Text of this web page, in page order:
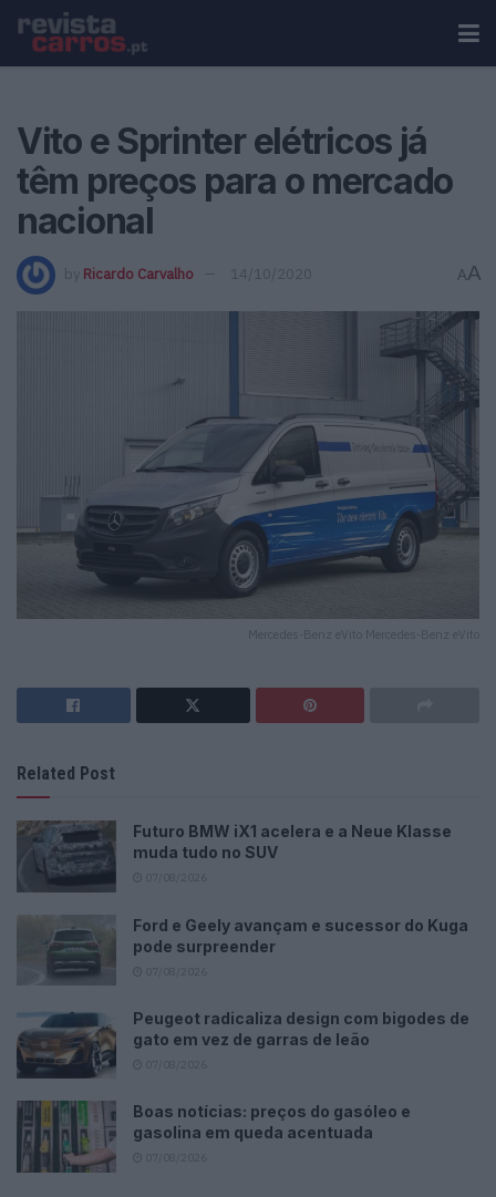
Vito e Sprinter elétricos já
têm preços para o mercado
nacional
by Ricardo Carvalho 14/10/2020 AA
Mercedes-Benz eVito Mercedes-Benz eVito
Related Post
Futuro BMW iX1 acelera e a Neue Klasse
muda tudo no SUV
Ford e Geely avançam e sucessor do Kuga
pode surpreender
Peugeot radicaliza design com bigodes de
gato em vez de garras de leão
Boas notícias: preços do gasóleo e
gasolina em queda acentuada